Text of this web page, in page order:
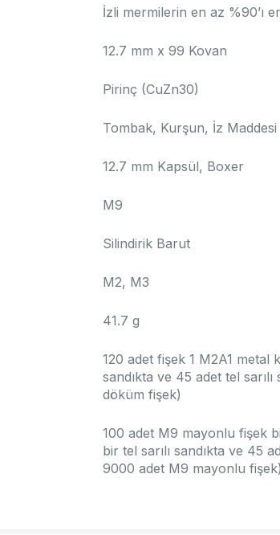
İzli mermilerin en az %90’ı
12.7 mm x 99 Kovan
Pirinç (CuZn30)
Tombak, Kurşun, İz Maddesi
12.7 mm Kapsül, Boxer
M9
Silindirik Barut
M2, M3
41.7 g
120 adet fişek 1 M2A1 metal
sandıkta ve 45 adet tel
döküm fişek)
100 adet M9 mayonlu fişek
bir tel sarılı sandıkta ve 45
9000 adet M9 mayonlu fişek)